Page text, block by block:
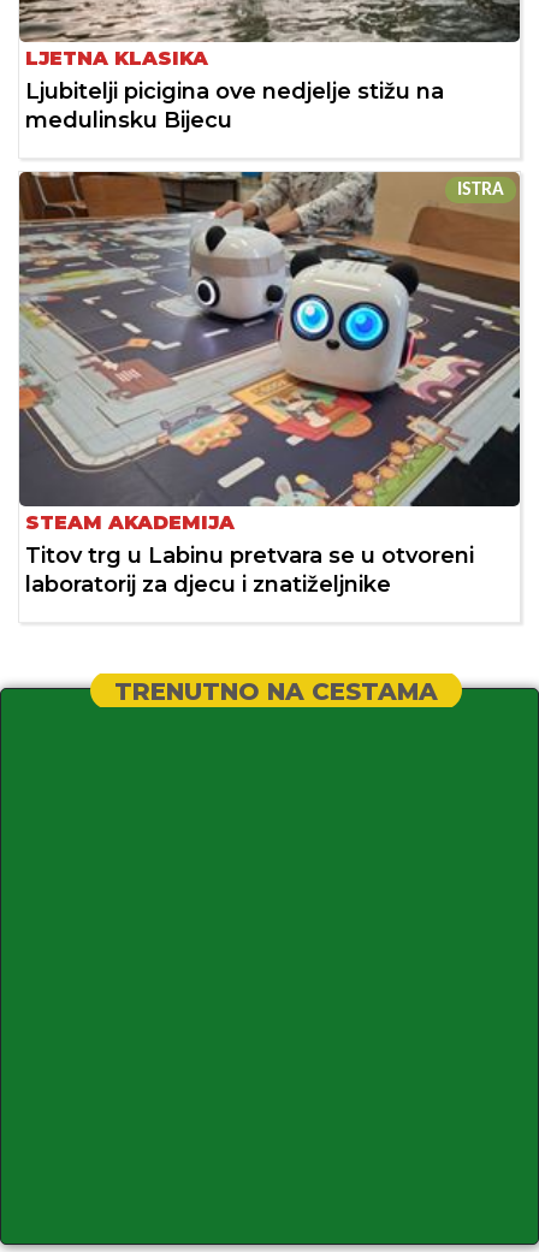
LJETNA KLASIKA
Ljubitelji picigina ove nedjelje stižu na
medulinsku Bijecu
ISTRA
STEAM AKADEMIJA
Titov trg u Labinu pretvara se u otvoreni
laboratorij za djecu i znatiželjnike
TRENUTNO NA CESTAMA